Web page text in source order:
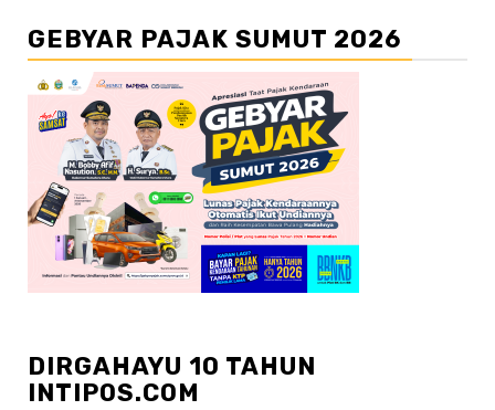
GEBYAR PAJAK SUMUT 2026
DIRGAHAYU 10 TAHUN
INTIPOS.COM